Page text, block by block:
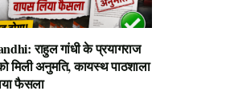
राहुल गांधी के प्रयागराज
मिली अनुमति, कायस्थ पाठशाला
फैसला